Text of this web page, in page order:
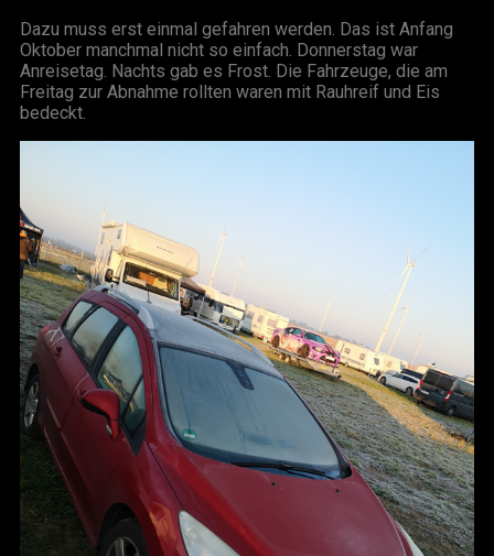
Dazu muss erst einmal gefahren werden. Das ist Anfang
Oktober manchmal nicht so einfach. Donnerstag war
Anreisetag. Nachts gab es Frost. Die Fahrzeuge, die am
Freitag zur Abnahme rollten waren mit Rauhreif und Eis
bedeckt.